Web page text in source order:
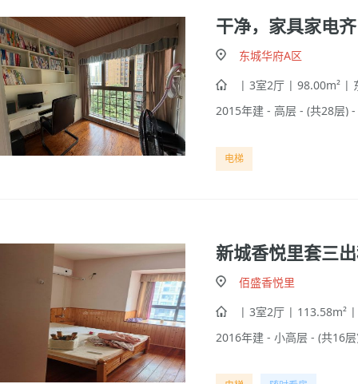
干净，家具家电齐
东城华府A区
| 3室2厅 | 98.00m² |
2015年建 - 高层 - (共28层)
电梯
新城香悦里套三
佰盛香悦里
| 3室2厅 | 113.58m²
2016年建 - 小高层 - (共16